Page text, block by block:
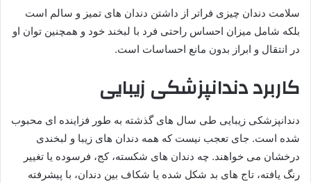
سلامت دندان چیزی فراتر از داشتن دندان های تمیز و سالم است
بلکه شامل میزان احساس راحتی فرد با لبخند خود و همچنین توان او
در انتقال و ابراز بدون مانع احساسات است.
کاربرد دندانپزشکی زیبایی
دندانپزشکی زیبایی طی سال های گذشته به طور فزاینده ای محبوب
شده است. جای تعجب نیست که همه دندان های زیبا و لبخندی
درخشان می خواهند. چه دندان های شکسته، کج، فرسوده یا تغییر
رنگ یافته، تاج های بد شکل شده یا شکاف بین دندان، با پیشرفته